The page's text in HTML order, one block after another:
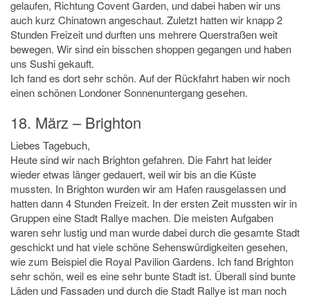
gelaufen, Richtung Covent Garden, und dabei haben wir uns
auch kurz Chinatown angeschaut. Zuletzt hatten wir knapp 2
Stunden Freizeit und durften uns mehrere Querstraßen weit
bewegen. Wir sind ein bisschen shoppen gegangen und haben
uns Sushi gekauft.
Ich fand es dort sehr schön. Auf der Rückfahrt haben wir noch
einen schönen Londoner Sonnenuntergang gesehen.
18. März – Brighton
Liebes Tagebuch,
Heute sind wir nach Brighton gefahren. Die Fahrt hat leider
wieder etwas länger gedauert, weil wir bis an die Küste
mussten. In Brighton wurden wir am Hafen rausgelassen und
hatten dann 4 Stunden Freizeit. In der ersten Zeit mussten wir in
Gruppen eine Stadt Rallye machen. Die meisten Aufgaben
waren sehr lustig und man wurde dabei durch die gesamte Stadt
geschickt und hat viele schöne Sehenswürdigkeiten gesehen,
wie zum Beispiel die Royal Pavilion Gardens. Ich fand Brighton
sehr schön, weil es eine sehr bunte Stadt ist. Überall sind bunte
Läden und Fassaden und durch die Stadt Rallye ist man noch